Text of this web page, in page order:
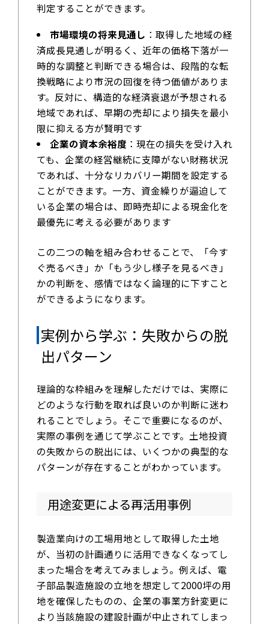
判定することができます。
市場環境の将来見通し ：取得した地域の経
済成長見通しが明るく、近年の価格下落が一
時的な調整と判断できる場合は、段階的な転
換戦略により市況の回復を待つ価値がありま
す。反対に、構造的な経済衰退が予想される
地域であれば、早期の売却により損失を最小
限に抑える方が賢明です
企業の資本余裕度 ：現在の損失を受け入れ
ても、企業の経営継続に支障がない財務状況
であれば、十分なリカバリー期間を設定する
ことができます。一方、資金繰りが逼迫して
いる企業の場合は、即時売却による現金化を
最優先に考える必要があります
この二つの軸を組み合わせることで、「今す
ぐ売るべき」か「もう少し様子を見るべき」
かの判断を、感情ではなく論理的に下すこと
ができるようになります。
実例から学ぶ：失敗からの脱
出パターン
理論的な枠組みを理解しただけでは、実際に
どのような行動を取れば良いのか判断に迷わ
れることでしょう。そこで重要になるのが、
実際の事例を通じて学ぶことです。土地投資
の失敗からの脱出には、いくつかの典型的な
パターンが存在することがわかっています。
用途変更による再活用事例
製造業向けの工場用地として取得した土地
が、当初の計画通りに活用できなくなってし
まった場合を考えてみましょう。例えば、電
子部品製造施設の立地を想定して2000坪の用
地を確保したものの、企業の事業方針変更に
より当該施設の建設計画が中止されてしまっ